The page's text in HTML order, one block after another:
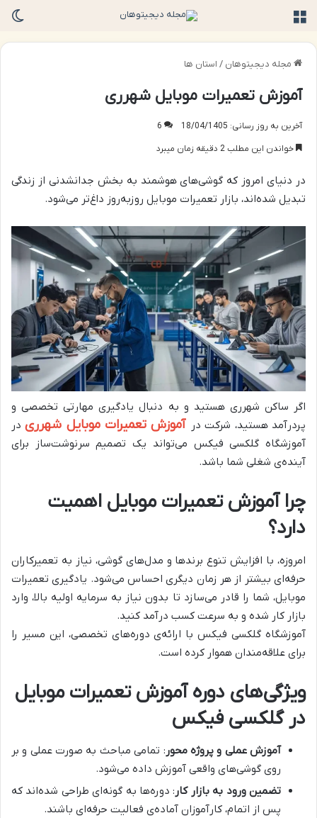
مجله دیجیتوهان / استان ها
آموزش تعمیرات موبایل شهرری
آخرین به روز رسانی: 18/04/1405
6
خواندن این مطلب 2 دقیقه زمان میبرد
در دنیای امروز که گوشی‌های هوشمند به بخش جدانشدنی از زندگی
تبدیل شده‌اند، بازار تعمیرات موبایل روزبه‌روز داغ‌تر می‌شود.
اگر ساکن شهرری هستید و به دنبال یادگیری مهارتی تخصصی و
پردرآمد هستید، شرکت در آموزش تعمیرات موبایل شهرریدر
آموزشگاه گلکسی فیکس می‌تواند یک تصمیم سرنوشت‌ساز برای
آینده‌ی شغلی شما باشد.
چرا آموزش تعمیرات موبایل اهمیت
دارد؟
امروزه، با افزایش تنوع برندها و مدل‌های گوشی، نیاز به تعمیرکاران
حرفه‌ای بیشتر از هر زمان دیگری احساس می‌شود. یادگیری تعمیرات
موبایل، شما را قادر می‌سازد تا بدون نیاز به سرمایه اولیه بالا، وارد
بازار کار شده و به سرعت کسب درآمد کنید.
آموزشگاه گلکسی فیکس با ارائه‌ی دوره‌های تخصصی، این مسیر را
برای علاقه‌مندان هموار کرده است.
ویژگی‌های دوره آموزش تعمیرات موبایل
در گلکسی فیکس
آموزش عملی و پروژه محور : تمامی مباحث به صورت عملی و بر
روی گوشی‌های واقعی آموزش داده می‌شود.
تضمین ورود به بازار کار : دوره‌ها به گونه‌ای طراحی شده‌اند که
پس از اتمام، کارآموزان آماده‌ی فعالیت حرفه‌ای باشند.